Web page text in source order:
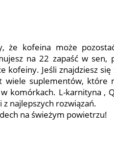
że kofeina może
na 22 zapaść w sen,
kofeiny. Jeśli znajdziesz
wiele suplementów, które
komórkach. L-karnityna ,
z najlepszych rozwiązań.
na świeżym powietrzu!